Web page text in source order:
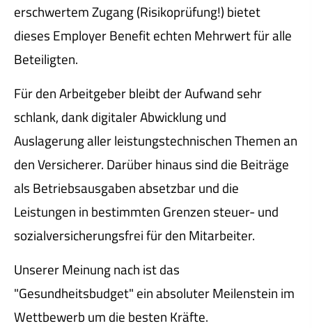
erschwertem Zugang (Risikoprüfung!) bietet
dieses Employer Benefit echten Mehrwert für alle
Beteiligten.
Für den Arbeitgeber bleibt der Aufwand sehr
schlank, dank digitaler Abwicklung und
Auslagerung aller leistungstechnischen Themen an
den Versicherer. Darüber hinaus sind die Beiträge
als Betriebsausgaben absetzbar und die
Leistungen in bestimmten Grenzen steuer- und
sozialversicherungsfrei für den Mitarbeiter.
Unserer Meinung nach ist das
"Gesundheitsbudget" ein absoluter Meilenstein im
Wettbewerb um die besten Kräfte.